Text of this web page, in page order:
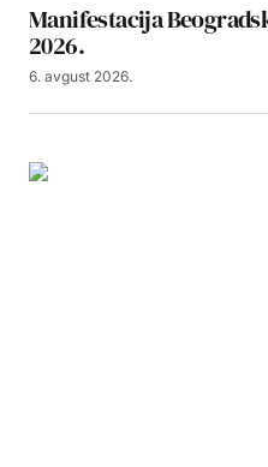
Manifestacija
2026.
6. avgust 2026.